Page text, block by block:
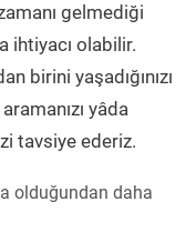
gelmediği
ihtiyacı olabilir.
birini yaşadığınızı
yâda
tavsiye ederiz.
olduğundan daha